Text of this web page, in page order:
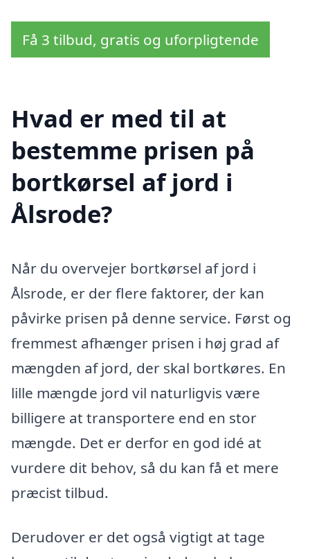
Få 3 tilbud, gratis og uforpligtende
Hvad er med til at
bestemme prisen på
bortkørsel af jord i
Ålsrode?
Når du overvejer bortkørsel af jord i
Ålsrode, er der flere faktorer, der kan
påvirke prisen på denne service. Først og
fremmest afhænger prisen i høj grad af
mængden af jord, der skal bortkøres. En
lille mængde jord vil naturligvis være
billigere at transportere end en stor
mængde. Det er derfor en god idé at
vurdere dit behov, så du kan få et mere
præcist tilbud.
Derudover er det også vigtigt at tage